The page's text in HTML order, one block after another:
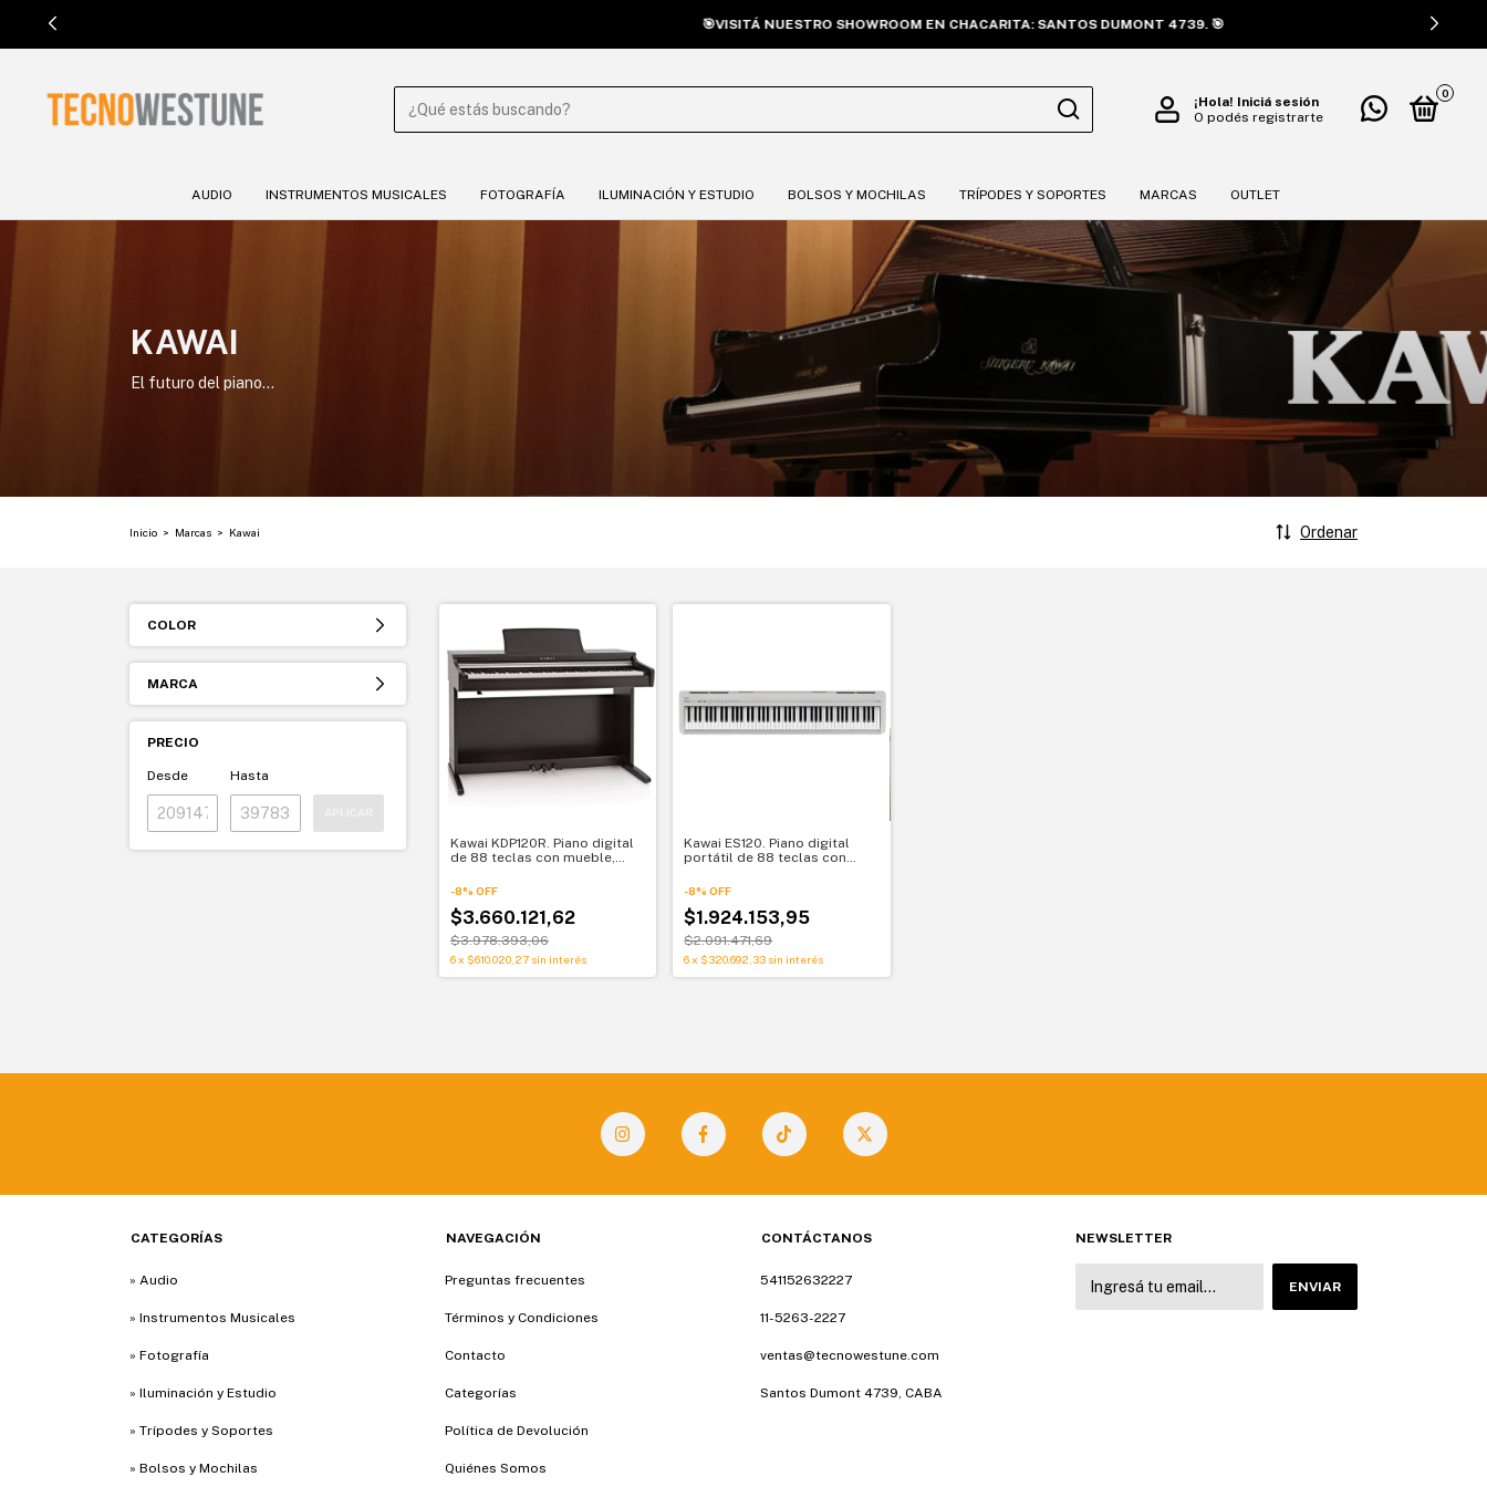
🎯VISITÁ NUESTRO SHOWROOM EN CHACARITA: SANTOS DUMONT 4739. 🎯
¡Hola! Iniciá sesión
O podés registrarte
0
AUDIO INSTRUMENTOS MUSICALES FOTOGRAFÍA ILUMINACIÓN Y ESTUDIO BOLSOS Y MOCHILAS TRÍPODES Y SOPORTES MARCAS OUTLET
KAWAI
El futuro del piano...
Inicio > Marcas > Kawai Ordenar
COLOR
MARCA
PRECIO
Desde Hasta
Kawai KDP120R. Piano digital
de 88 teclas con mueble,
-8% OFF
$3.660.121,62
$3.978.393,06
6x $610.020,27 sin interés
Kawai ES120. Piano digital
portátil de 88 teclas con
-8%OFF
$1.924.153,95
$2.091.471,69
6x $320.692,33 sin interés
CATEGORÍAS
» Audio
» Instrumentos Musicales
» Fotografía
» Iluminación y Estudio
» Trípodes y Soportes
» Bolsos y Mochilas
NAVEGACIÓN
Preguntas frecuentes
Términos y Condiciones
Contacto
Categorías
Política de Devolución
Quiénes Somos
CONTÁCTANOS
541152632227
11-5263-2227
ventas@tecnowestune.com
Santos Dumont 4739, CABA
NEWSLETTER